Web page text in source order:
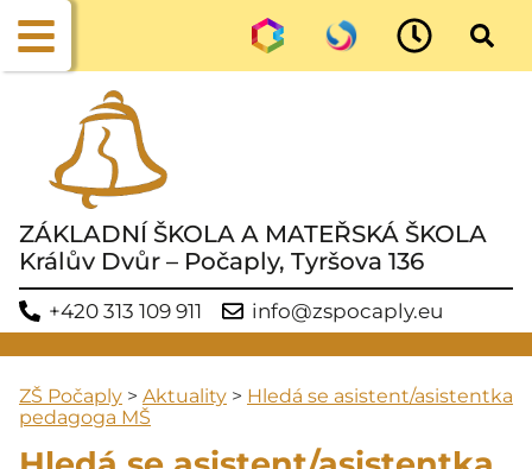
ZÁKLADNÍ ŠKOLA A MATEŘSKÁ ŠKOLA
Králův Dvůr – Počaply, Tyršova 136
+420 313 109 911 info@zspocaply.eu
ZŠ Počaply > Aktuality > Hledá se asistent/asistentka
pedagoga MŠ